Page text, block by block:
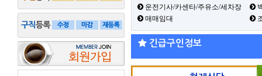
운전기사/카센타/주유소/세차장
매매임대
긴급구인정보